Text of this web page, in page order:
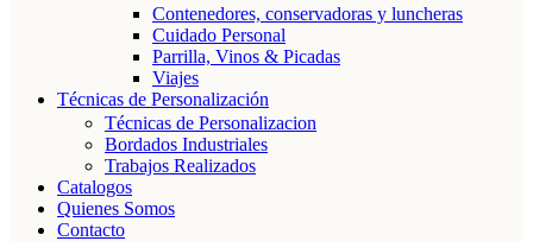
Contenedores, conservadoras y luncheras
Cuidado Personal
Parrilla, Vinos & Picadas
Viajes
Técnicas de Personalización
Técnicas de Personalizacion
Bordados Industriales
Trabajos Realizados
Catalogos
Quienes Somos
Contacto